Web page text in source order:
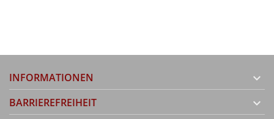
INFORMATIONEN 
BARRIEREFREIHEIT 